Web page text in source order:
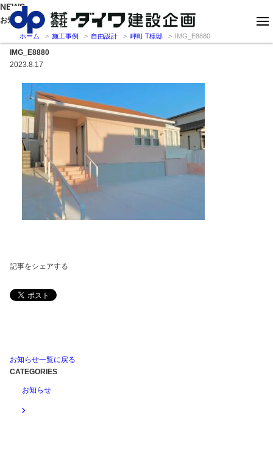
NEWS
お知らせ
ホーム 施工事例 自由設計 岬町 T様邸 IMG_E8880
IMG_E8880
2023.8.17
記事をシェアする
お知らせ一覧に戻る
CATEGORIES
お知らせ